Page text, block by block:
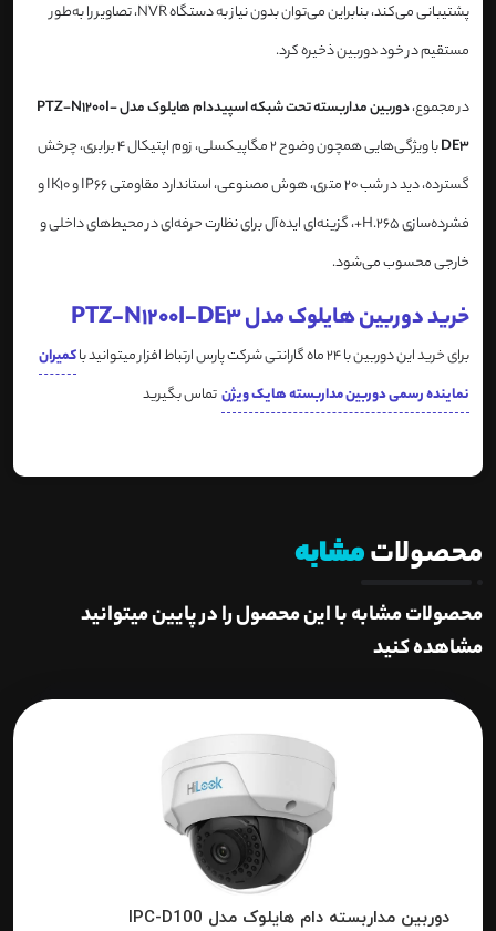
پشتیبانی می‌کند، بنابراین می‌توان بدون نیاز به دستگاه NVR، تصاویر را به‌طور
مستقیم در خود دوربین ذخیره کرد.
در مجموع،
دوربین مداربسته تحت شبکه اسپیددام هایلوک مدل PTZ-N1200I-
DE3
با ویژگی‌هایی همچون وضوح 2 مگاپیکسلی، زوم اپتیکال 4 برابری، چرخش
گسترده، دید در شب 20 متری، هوش مصنوعی، استاندارد مقاومتی IP66 و IK10 و
فشرده‌سازی H.265+، گزینه‌ای ایده‌آل برای نظارت حرفه‌ای در محیط‌های داخلی و
خارجی محسوب می‌شود.
خرید دوربین هایلوک مدل PTZ-N1200I-DE3
برای خرید این دوربین با 24 ماه گارانتی شرکت پارس ارتباط افزار میتوانید با
کمیران
نماینده رسمی دوربین مداربسته هایک ویژنتماس بگیرید
محصولاتمشابه
محصولات مشابه با این محصول را در پایین میتوانید
مشاهده کنید
دوربین مداربسته دام هایلوک مدل IPC-D100